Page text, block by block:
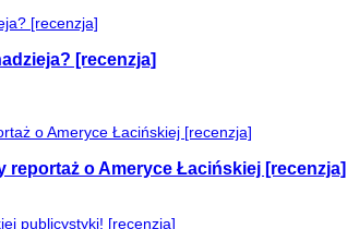
[recenzja]
reportaż o Ameryce Łacińskiej [recenzja]